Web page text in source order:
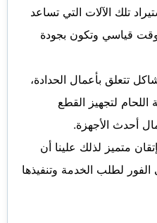
تلك الآلات التي تساعد
قياسي وتكون بجودة
تتعلق بأعمال الحدادة،
لتجهيز القطع
أحدث الأجهزة.
متميز لذلك علينا أن
الفور لطلب الخدمة وتنفيذها